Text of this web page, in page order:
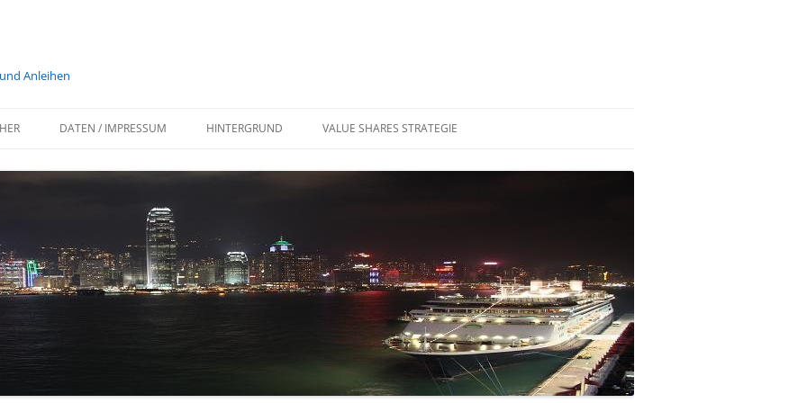
Anleihen
DATEN / IMPRESSUM HINTERGRUND VALUE SHARES STRATEGIE